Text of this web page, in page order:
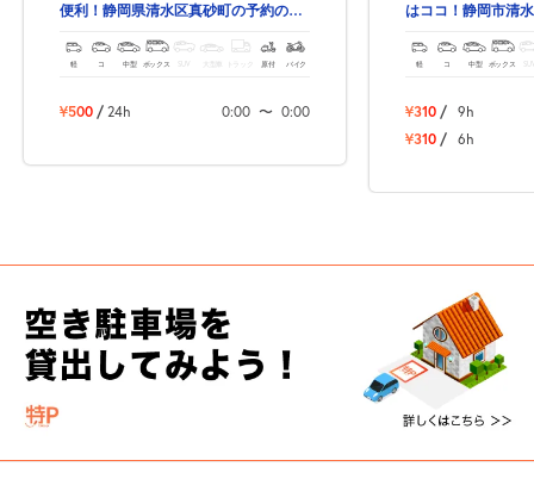
便利！静岡県清水区真砂町の予約ので
軽 コ 中型 ボックス SUV 大型車 トラック 原付 バイク
¥500 / 24h 0:00 〜 0:00
はココ！静岡市清
軽 コ 中型 ボックス
¥310 / 9h
¥310 / 6h